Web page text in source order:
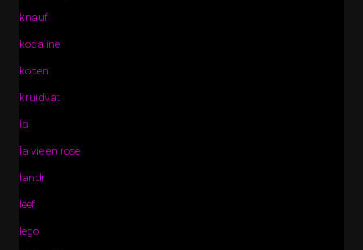
knauf
kodaline
kopen
kruidvat
la
la vie en rose
landr
leef
lego